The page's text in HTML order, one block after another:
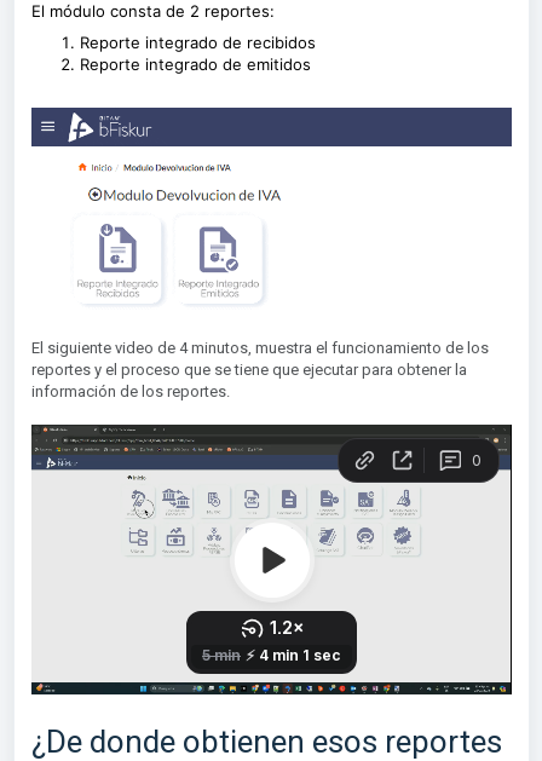
El módulo consta de 2 reportes:
Reporte integrado de recibidos
Reporte integrado de emitidos
El siguiente video de 4 minutos, muestra el funcionamiento de los
reportes y el proceso que se tiene que ejecutar para obtener la
información de los reportes.
¿De donde obtienen esos reportes